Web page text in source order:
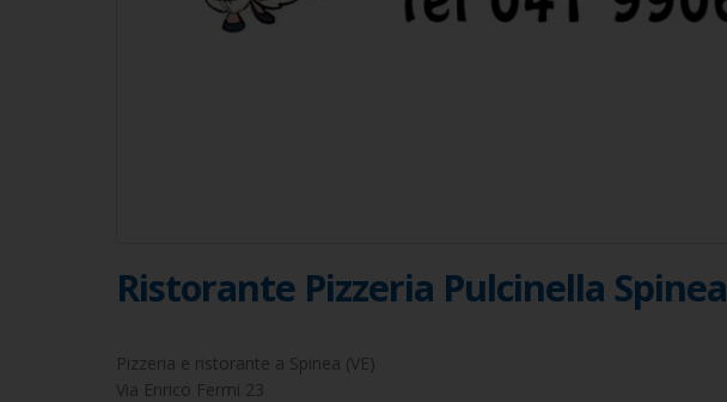
Ristorante Pizzeria Pulcinella Spinea
Pizzeria e ristorante a Spinea (VE)
Via Enrico Fermi 23